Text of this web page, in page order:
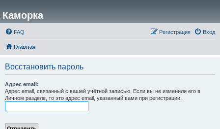
Каморка
FAQ Вход
Регистрация
Главная
Восстановить пароль
Адрес email:
Адрес email, связанный с вашей учётной записью. Если вы не изменили его в
Личном разделе, то это адрес email, указанный вами при регистрации.